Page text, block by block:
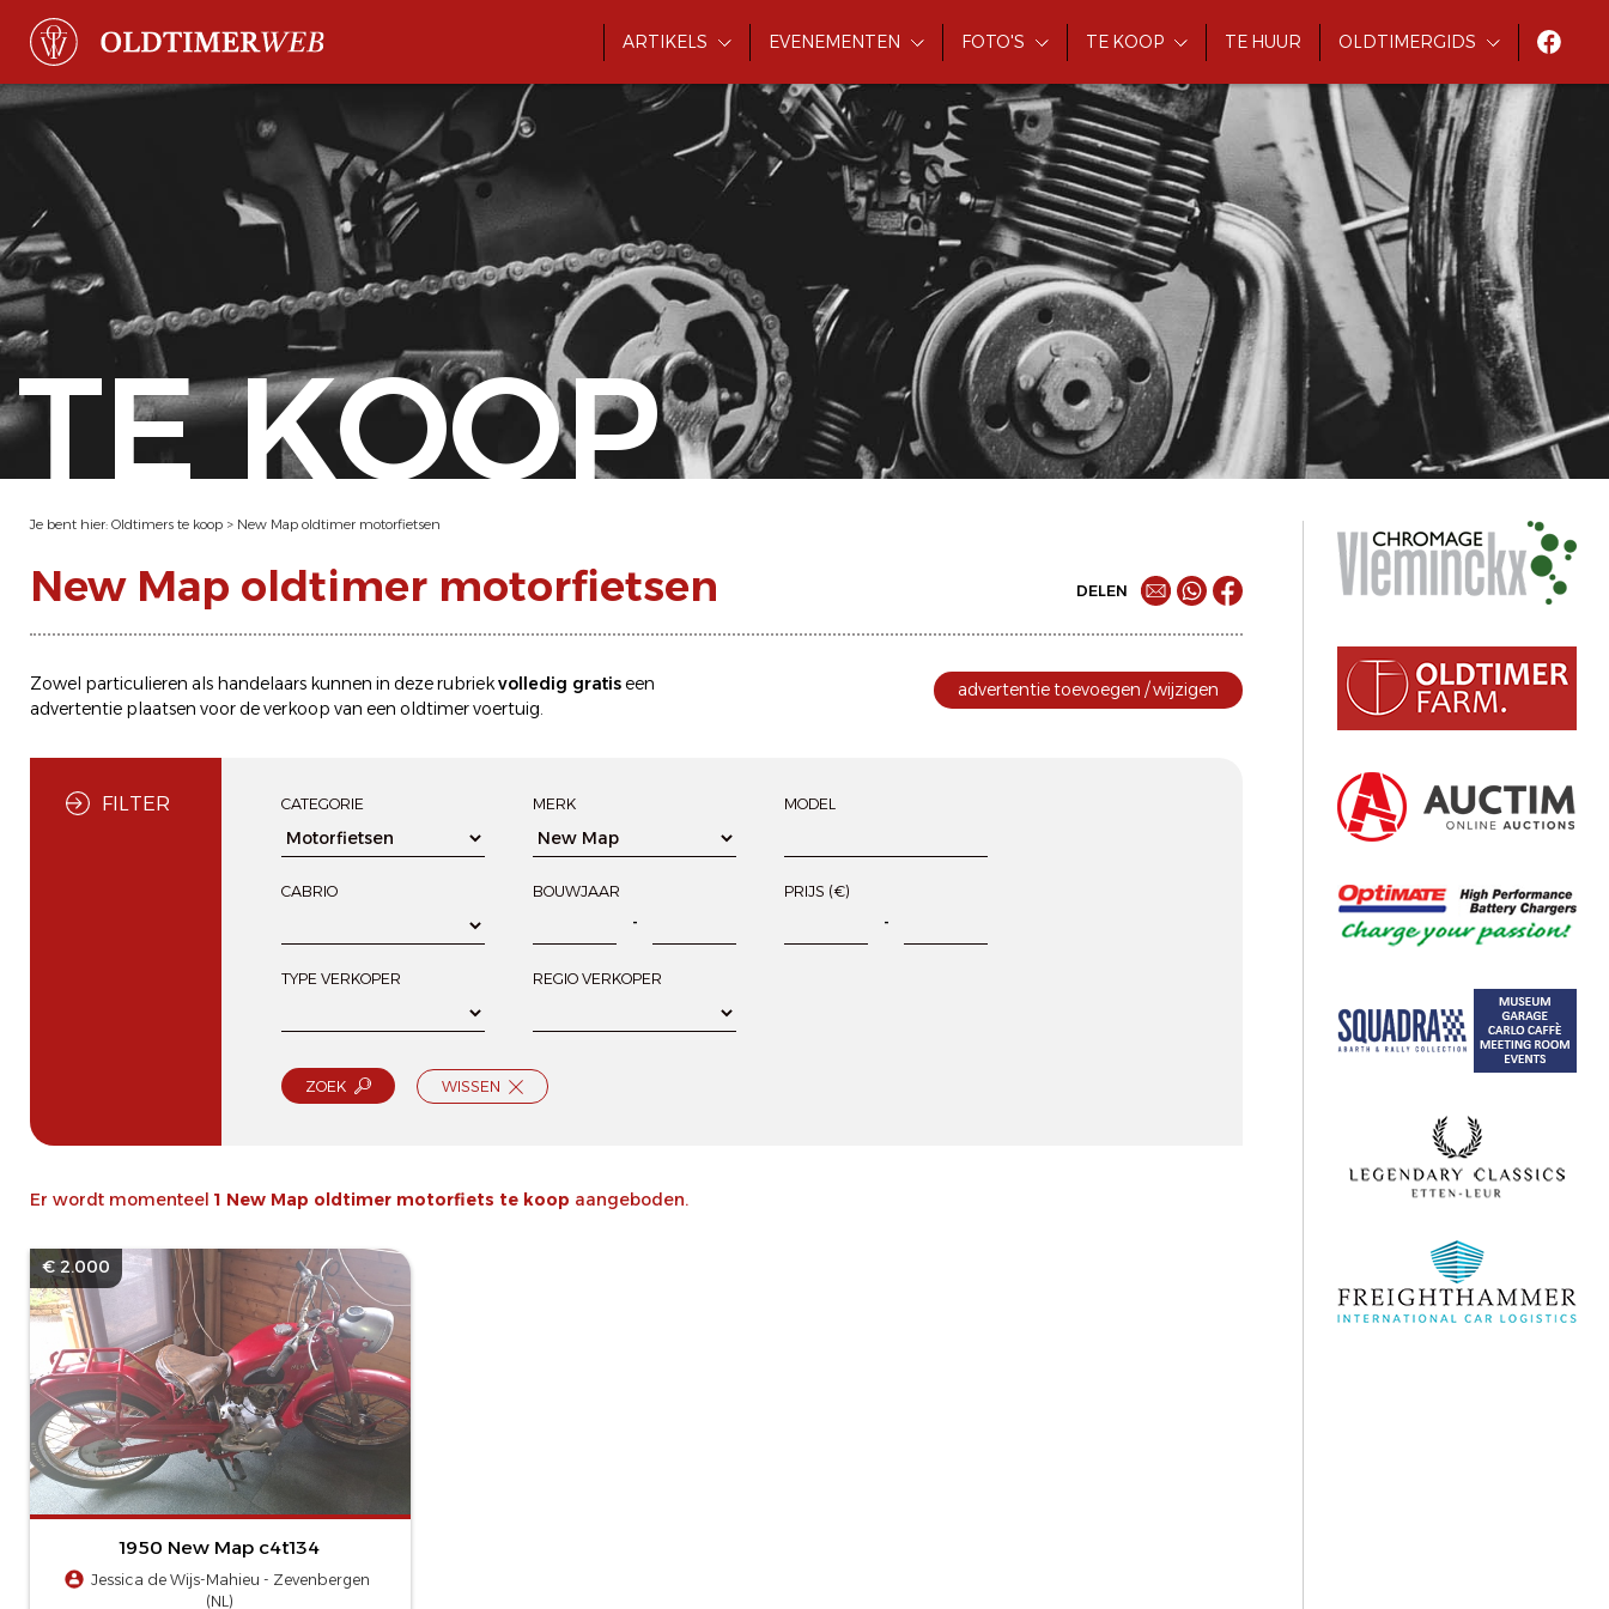
ARTIKELS EVENEMENTEN FOTO'S TE KOOP TE HUUR OLDTIMERGIDS
TE KOOP
Je bent hier: Oldtimers te koop > New Map oldtimer motorfietsen
New Map oldtimer motorfietsen DELEN
Zowel particulieren als handelaars kunnen in deze rubriekvolledig gratis een
advertentie plaatsen voor deverkoop van een oldtimer voertuig.
advertentie toevoegen / wijzigen
FILTER CATEGORIE MERK MODEL
CABRIO BOUWJAAR
-
PRIJS (€)
-
TYPE VERKOPER REGIO VERKOPER
ZOEK WISSEN
Er wordt momenteel 1 New Map oldtimer motorfiets te koop aangeboden.
€ 2.000
1950 New Map c4t134
Jessica de Wijs-Mahieu - Zevenbergen
(NL)